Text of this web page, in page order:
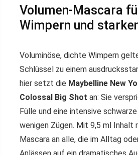
Volumen-Mascara
Wimpern und
Voluminöse, dichte Wimpern
Schlüssel zu einem
hier setzt die Maybelline New
Colossal Big Shot an: Sie
Fülle und eine intensive
wenigen Zügen. Mit 9,5 ml Inhalt
Mascara an alle, die im Alltag